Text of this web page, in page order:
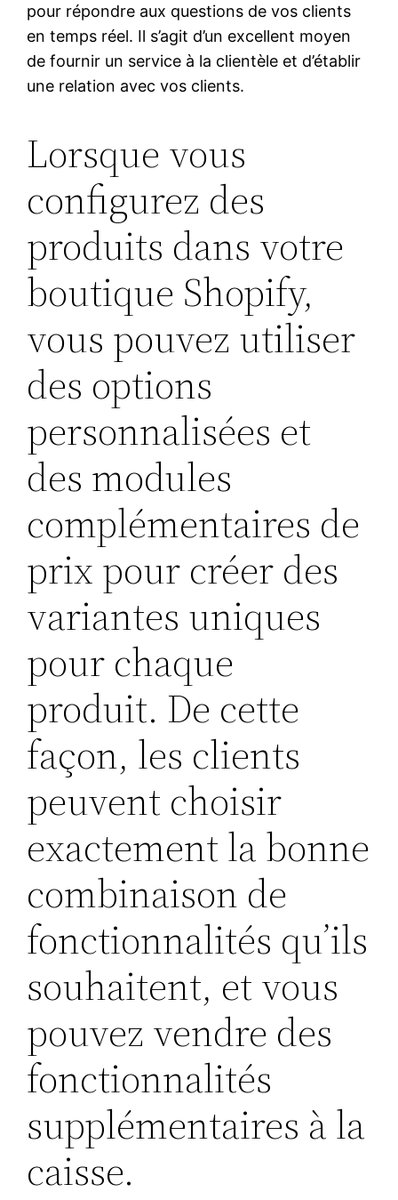
pour répondre aux questions de vos clients
en temps réel. Il s’agit d’un excellent moyen
de fournir un service à la clientèle et d’établir
une relation avec vos clients.
Lorsque vous
configurez des
produits dans votre
boutique Shopify,
vous pouvez utiliser
des options
personnalisées et
des modules
complémentaires de
prix pour créer des
variantes uniques
pour chaque
produit. De cette
façon, les clients
peuvent choisir
exactement la bonne
combinaison de
fonctionnalités qu’ils
souhaitent, et vous
pouvez vendre des
fonctionnalités
supplémentaires à la
caisse.